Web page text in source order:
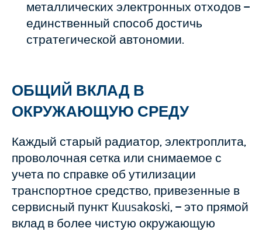
металлических электронных отходов –
единственный способ достичь
стратегической автономии.
ОБЩИЙ ВКЛАД В
ОКРУЖАЮЩУЮ СРЕДУ
Каждый старый радиатор, электроплита,
проволочная сетка или снимаемое с
учета по справке об утилизации
транспортное средство, привезенные в
сервисный пункт Kuusakoski, – это прямой
вклад в более чистую окружающую